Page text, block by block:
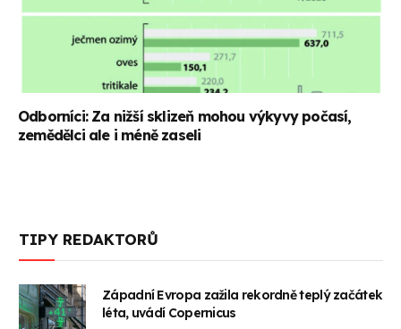
Odborníci: Za nižší sklizeň mohou výkyvy počasí,
zemědělci ale i méně zaseli
TIPY REDAKTORŮ
Západní Evropa zažila rekordně teplý začátek
léta, uvádí Copernicus